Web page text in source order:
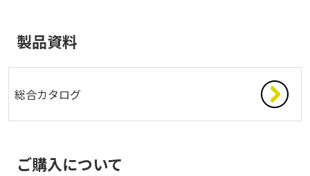
製品資料
総合カタログ
ご購入について